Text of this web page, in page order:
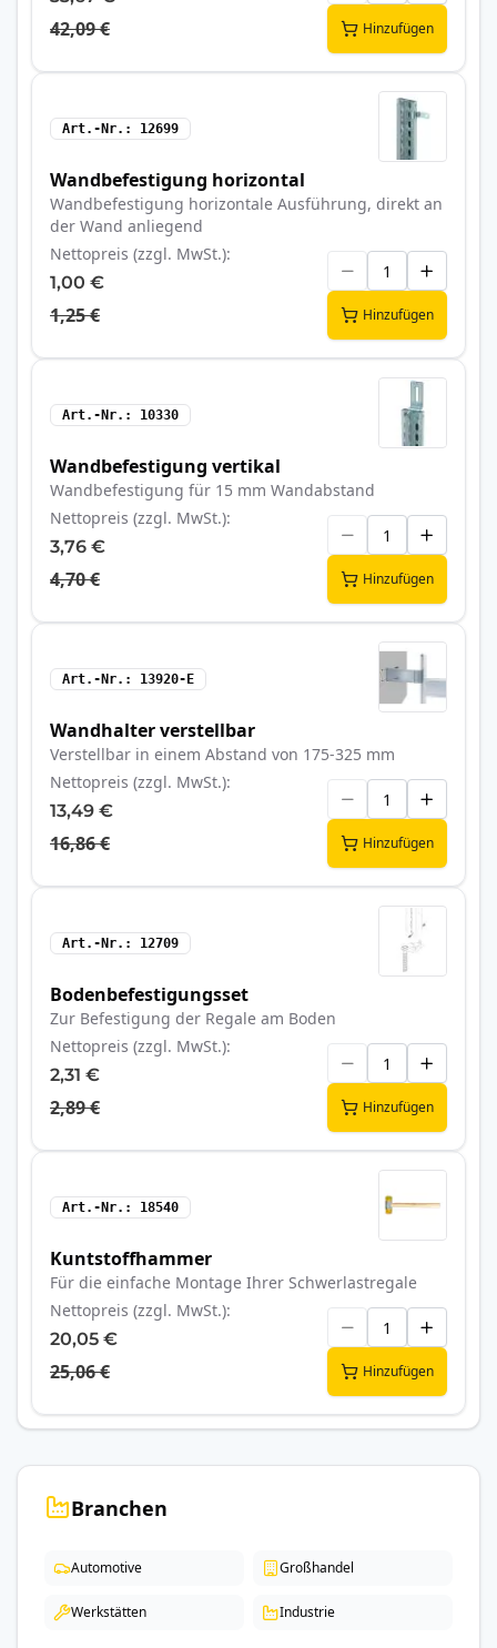
42,09 € Hinzufügen
Art.-Nr. 12699
Wandbefestigung horizontal
Wandbefestigung horizontale Ausführung, direkt an
der Wand anliegend
Nettopreis (zzgl. MwSt.)
1,00 €
1,25 € Hinzufügen
Art.-Nr. 10330
Wandbefestigung vertikal
Wandbefestigung für 15 mm Wandabstand
Nettopreis (zzgl. MwSt.)
3,76 €
4,70 € Hinzufügen
Art.-Nr. 13920-E
Wandhalter verstellbar
Verstellbar in einem Abstand von 175-325 mm
Nettopreis (zzgl. MwSt.)
13,49 €
16,86 € Hinzufügen
Art.-Nr. 12709
Bodenbefestigungsset
Zur Befestigung der Regale am Boden
Nettopreis (zzgl. MwSt.)
2,31 €
2,89 € Hinzufügen
Art.-Nr. 18540
Kuntstoffhammer
Für die einfache Montage Ihrer Schwerlastregale
Nettopreis (zzgl. MwSt.)
20,05 €
25,06 € Hinzufügen
Branchen
Automotive Großhandel
Werkstätten Industrie